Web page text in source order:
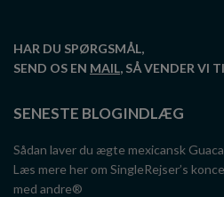
HAR DU SPØRGSMÅL,
SEND OS EN MAIL, SÅ VENDER VI
SENESTE BLOGINDLÆG
Sådan laver du ægte mexicansk
Læs mere her om SingleRejser’s
med andre®